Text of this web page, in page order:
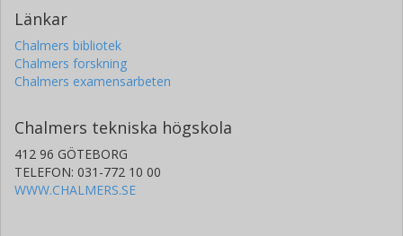
Länkar
Chalmers bibliotek
Chalmers forskning
Chalmers examensarbeten
Chalmers tekniska högskola
412 96 GÖTEBORG
TELEFON: 031-772 10 00
WWW.CHALMERS.SE